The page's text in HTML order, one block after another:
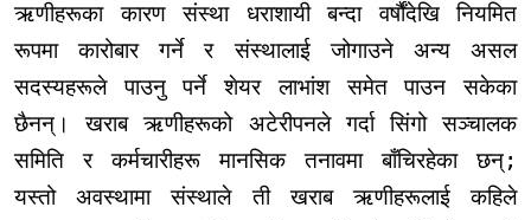
ऋणीहरूका कारण संस्था धराशायी बन्दा वर्षौंदेखि नियमित
रूपमा कारोबार गर्ने र संस्थालाई जोगाउने अन्य असल
सदस्यहरूले पाउनु पर्ने शेयर लाभांश समेत पाउन सकेका
छैनन्। खराब ऋणीहरूको अटेरीपनले गर्दा सिंगो सञ्चालक
समिति र कर्मचारीहरू मानसिक तनावमा बाँचिरहेका छन्;
यस्तो अवस्थामा संस्थाले ती खराब ऋणीहरूलाई कहिले